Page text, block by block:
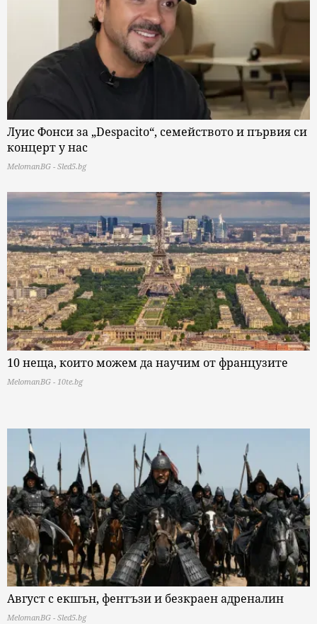
Луис Фонси за „Despacito“, семейството и първия си
концерт у нас
MelomanBG - Sled5.bg
10 неща, които можем да научим от французите
MelomanBG - 10te.bg
Август с екшън, фентъзи и безкраен адреналин
MelomanBG - Sled5.bg